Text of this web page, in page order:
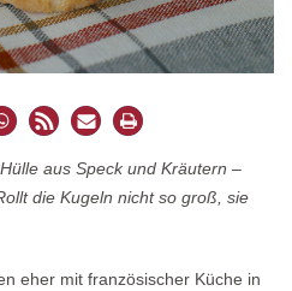
aus Speck und Kräutern –
die Kugeln nicht so groß, sie
eher mit französischer Küche in